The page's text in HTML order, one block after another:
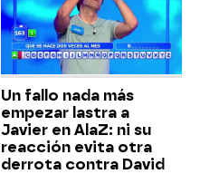
Un fallo nada más
empezar lastra a
Javier en AlaZ: ni su
reacción evita otra
derrota contra David